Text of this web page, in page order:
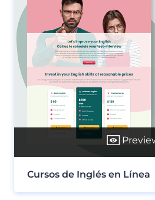
Cursos de Inglés en Línea